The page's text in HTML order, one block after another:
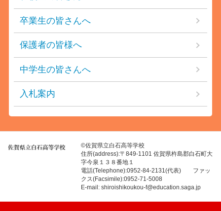
卒業生の皆さんへ
保護者の皆様へ
中学生の皆さんへ
入札案内
©佐賀県立白石高等学校
住所(address):〒849-1101 佐賀県杵島郡白石町大
字今泉１３８番地１
電話(Telephone):0952-84-2131(代表) ファッ
クス(Facsimile):0952-71-5008
E-mail: shiroishikoukou-f@education.saga.jp